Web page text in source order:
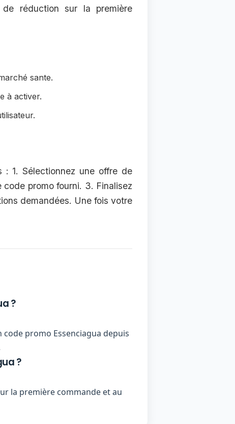
réduction sur la première
sante.
à activer.
: 1. Sélectionnez une offre de
promo fourni. 3. Finalisez
demandées. Une fois votre
?
promo Essenciagua depuis
?
la première commande et au